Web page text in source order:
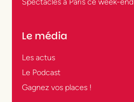
Le média
Les actus
Le Podcast
Gagnez vos places !